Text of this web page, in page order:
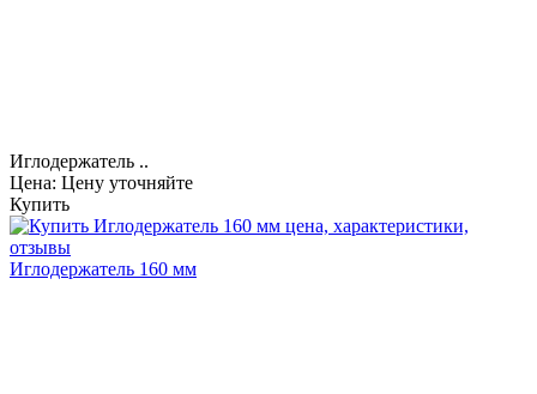
Иглодержатель ..
Цена: Цену уточняйте
Купить
Иглодержатель 160 мм